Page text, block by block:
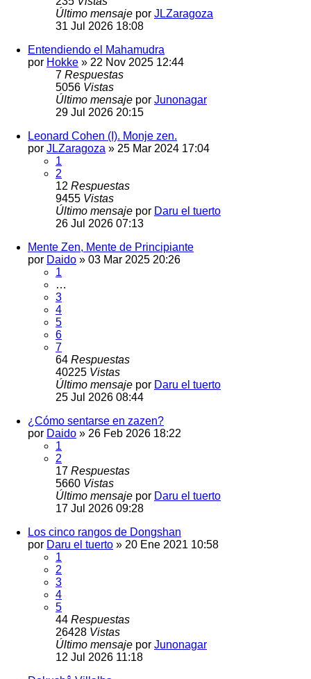
Último mensaje por JLZaragoza
31 Jul 2026 18:08
Entendiendo el Mahamudra
por Hokke » 22 Nov 2025 12:44
7 Respuestas
5056 Vistas
Último mensaje por Junonagar
29 Jul 2026 20:15
Leonard Cohen (I). Monje zen.
por JLZaragoza » 25 Mar 2024 17:04
1
2
12 Respuestas
9455 Vistas
Último mensaje por Daru el tuerto
26 Jul 2026 07:13
Mente Zen, Mente de Principiante
por Daido » 03 Mar 2025 20:26
1
…
3
4
5
6
7
64 Respuestas
40225 Vistas
Último mensaje por Daru el tuerto
25 Jul 2026 08:44
¿Cómo sentarse en zazen?
por Daido » 26 Feb 2026 18:22
1
2
17 Respuestas
5660 Vistas
Último mensaje por Daru el tuerto
17 Jul 2026 09:28
Los cinco rangos de Dongshan
por Daru el tuerto » 20 Ene 2021 10:58
1
2
3
4
5
44 Respuestas
26428 Vistas
Último mensaje por Junonagar
12 Jul 2026 11:18